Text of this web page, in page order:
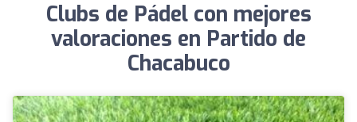
Clubs de Pádel con mejores
valoraciones en Partido de
Chacabuco